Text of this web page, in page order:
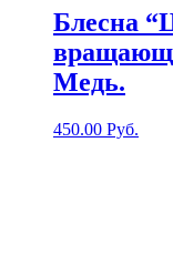
Блесна
Медь.
450.00 Руб.